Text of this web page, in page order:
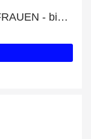
Sonderrabatt für SCHUHE FÜR FRAUEN - bis zu 50% Rabatt